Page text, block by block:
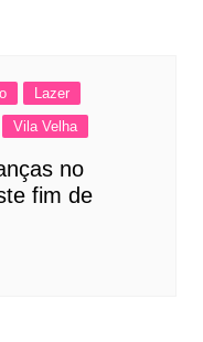
Lazer
Vila Velha
no
fim de